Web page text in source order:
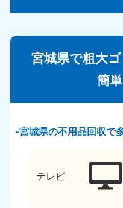
宮城県で粗大
簡
宮城県の不用品回収で
テレビ